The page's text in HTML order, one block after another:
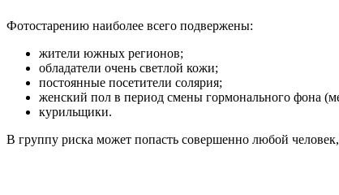
Фотостарению наиболее всего подвержены:
жители южных регионов;
обладатели очень светлой кожи;
постоянные посетители солярия;
женский пол в период смены гормонального фона
курильщики.
В группу риска может попасть совершенно любой